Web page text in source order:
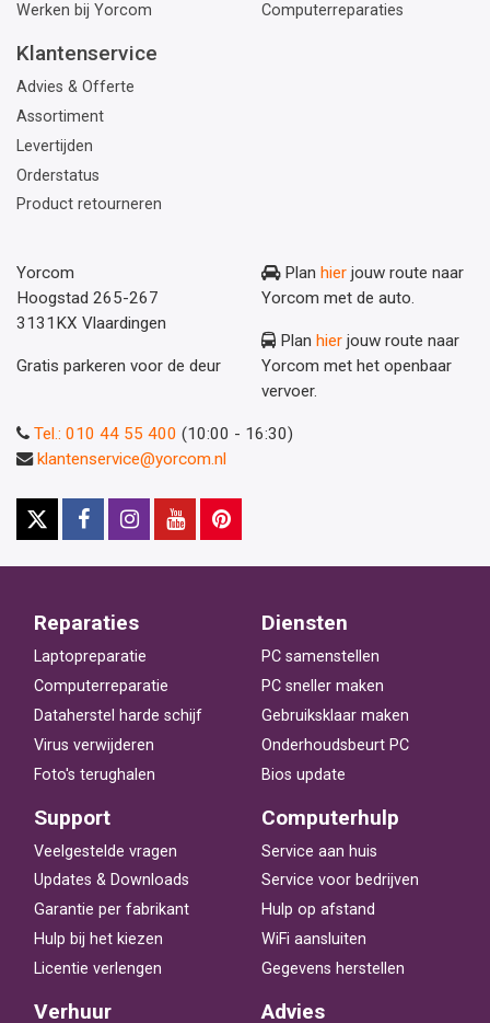
Werken bij Yorcom
Computerreparaties
Klantenservice
Advies & Offerte
Assortiment
Levertijden
Orderstatus
Product retourneren
Yorcom
Hoogstad 265-267
3131KX Vlaardingen
Gratis parkeren voor de deur
Plan hier jouw route naar
Yorcom met de auto.
Plan hier jouw route naar
Yorcom met het openbaar
vervoer.
Tel.: 010 44 55 400 (10:00 - 16:30)
klantenservice@yorcom.nl
Reparaties
Laptopreparatie
Computerreparatie
Dataherstel harde schijf
Virus verwijderen
Foto's terughalen
Diensten
PC samenstellen
PC sneller maken
Gebruiksklaar maken
Onderhoudsbeurt PC
Bios update
Support
Veelgestelde vragen
Updates & Downloads
Garantie per fabrikant
Hulp bij het kiezen
Licentie verlengen
Computerhulp
Service aan huis
Service voor bedrijven
Hulp op afstand
WiFi aansluiten
Gegevens herstellen
Verhuur Advies